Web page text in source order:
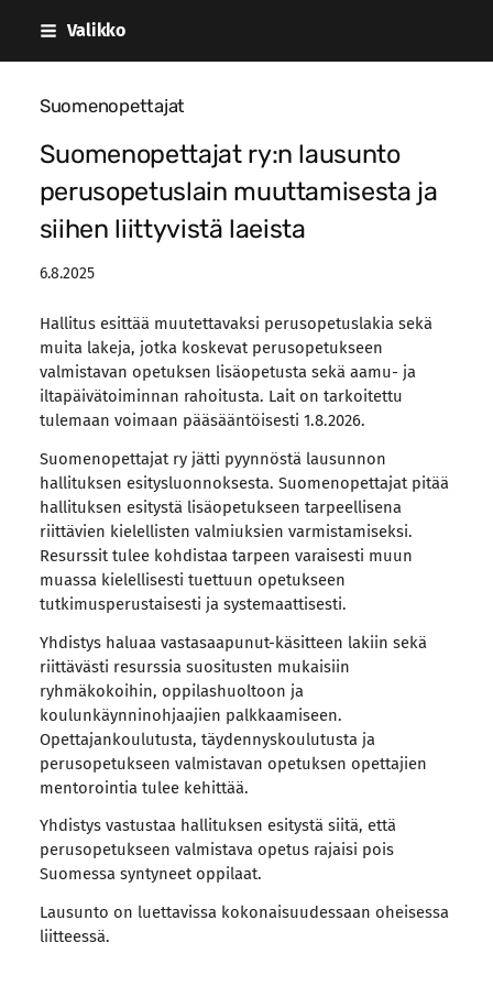
Siirry
Valikko
Suomenopettajat
Suomenopettajat ry:n lausunto
perusopetuslain muuttamisesta ja
siihen liittyvistä laeista
6.8.2025
Hallitus esittää muutettavaksi perusopetuslakia sekä
muita lakeja, jotka koskevat perusopetukseen
valmistavan opetuksen lisäopetusta sekä aamu- ja
iltapäivätoiminnan rahoitusta. Lait on tarkoitettu
tulemaan voimaan pääsääntöisesti 1.8.2026.
Suomenopettajat ry jätti pyynnöstä lausunnon
hallituksen esitysluonnoksesta. Suomenopettajat pitää
hallituksen esitystä lisäopetukseen tarpeellisena
riittävien kielellisten valmiuksien varmistamiseksi.
Resurssit tulee kohdistaa tarpeen varaisesti muun
muassa kielellisesti tuettuun opetukseen
tutkimusperustaisesti ja systemaattisesti.
Yhdistys haluaa vastasaapunut-käsitteen lakiin sekä
riittävästi resurssia suositusten mukaisiin
ryhmäkokoihin, oppilashuoltoon ja
koulunkäynninohjaajien palkkaamiseen.
Opettajankoulutusta, täydennyskoulutusta ja
perusopetukseen valmistavan opetuksen opettajien
mentorointia tulee kehittää.
Yhdistys vastustaa hallituksen esitystä siitä, että
perusopetukseen valmistava opetus rajaisi pois
Suomessa syntyneet oppilaat.
Lausunto on luettavissa kokonaisuudessaan oheisessa
liitteessä.